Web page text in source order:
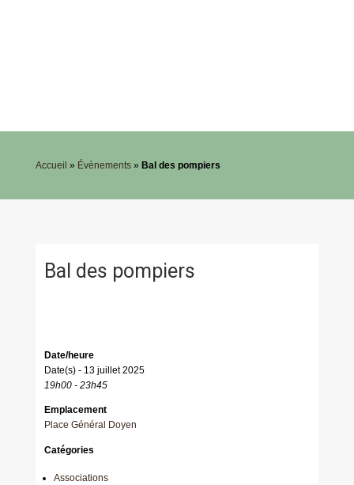
Accueil » Évènements» Bal des pompiers
Bal des pompiers
Date/heure
Date(s) - 13 juillet 2025
19h00 - 23h45
Emplacement
Place Général Doyen
Catégories
Associations